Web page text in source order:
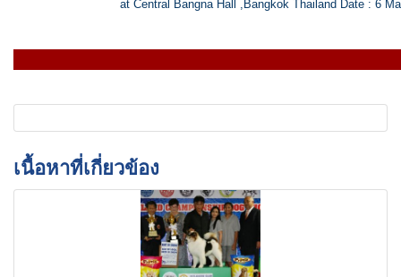
at Central Bangna Hall ,Bangkok Thailand Date : 6
เนื้อหาที่เกี่ยวข้อง